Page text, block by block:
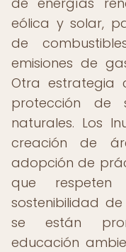
eólica y solar,
de
emisiones de
Otra estrategia
protección de
naturales. Los
creación de
adopción de
que
sostenibilidad de
se están
educación